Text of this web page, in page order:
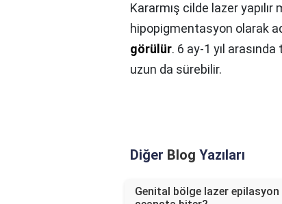
Kararmış cilde lazer yapılır
hipopigmentasyon olarak
görülür. 6 ay-1 yıl
uzun da sürebilir.
Diğer Blog Yazıları
Genital bölge lazer epilasyon